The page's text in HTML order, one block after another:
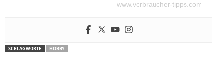
www.verbraucher-tipps.com
SCHLAGWORTE HOBBY